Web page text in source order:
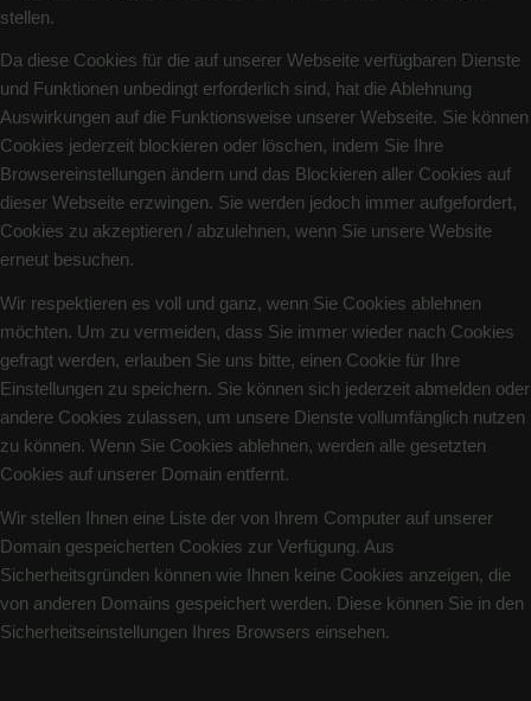
stellen.
Da diese Cookies für die auf unserer Webseite verfügbaren Dienste
und Funktionen unbedingt erforderlich sind, hat die Ablehnung
Auswirkungen auf die Funktionsweise unserer Webseite. Sie können
Cookies jederzeit blockieren oder löschen, indem Sie Ihre
Browsereinstellungen ändern und das Blockieren aller Cookies auf
dieser Webseite erzwingen. Sie werden jedoch immer aufgefordert,
Cookies zu akzeptieren / abzulehnen, wenn Sie unsere Website
erneut besuchen.
Wir respektieren es voll und ganz, wenn Sie Cookies ablehnen
möchten. Um zu vermeiden, dass Sie immer wieder nach Cookies
gefragt werden, erlauben Sie uns bitte, einen Cookie für Ihre
Einstellungen zu speichern. Sie können sich jederzeit abmelden oder
andere Cookies zulassen, um unsere Dienste vollumfänglich nutzen
zu können. Wenn Sie Cookies ablehnen, werden alle gesetzten
Cookies auf unserer Domain entfernt.
Wir stellen Ihnen eine Liste der von Ihrem Computer auf unserer
Domain gespeicherten Cookies zur Verfügung. Aus
Sicherheitsgründen können wie Ihnen keine Cookies anzeigen, die
von anderen Domains gespeichert werden. Diese können Sie in den
Sicherheitseinstellungen Ihres Browsers einsehen.